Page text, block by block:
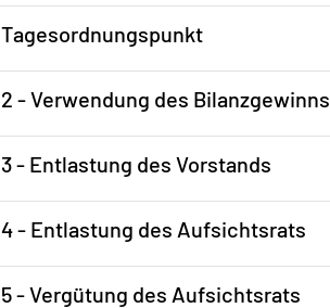
Tagesordnungspunkt
2 - Verwendung des Bilanzgewinns
3 - Entlastung des Vorstands
4 - Entlastung des Aufsichtsrats
5 - Vergütung des Aufsichtsrats